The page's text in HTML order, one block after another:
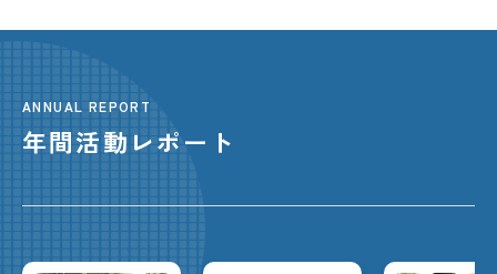
ANNUAL REPORT
年間活動レポート